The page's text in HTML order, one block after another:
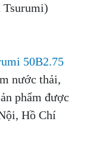
Tsurumi)
50B2.75
nước thải,
phẩm được
Hồ Chí